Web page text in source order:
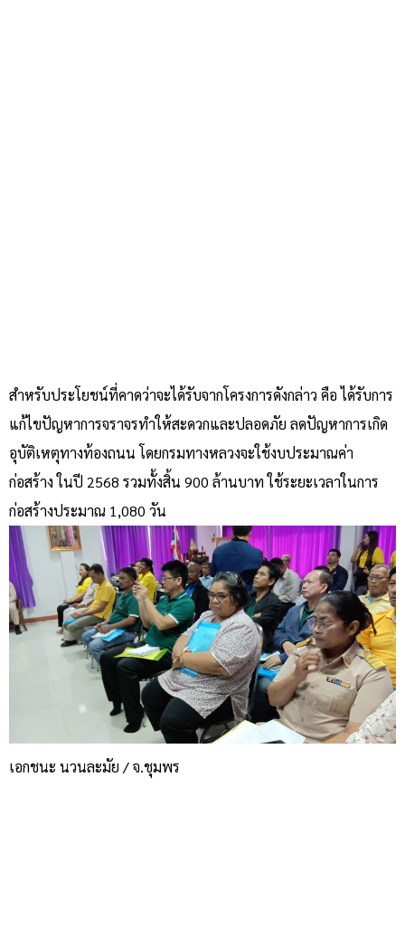
สำหรับประโยชน์ที่คาดว่าจะได้รับจากโครงการดังกล่าว คือ ได้รับการ
แก้ไขปัญหาการจราจรทำให้สะดวกและปลอดภัย ลดปัญหาการเกิด
อุบัติเหตุทางท้องถนน โดยกรมทางหลวงจะใช้งบประมาณค่า
ก่อสร้าง ในปี 2568 รวมทั้งสิ้น 900 ล้านบาท ใช้ระยะเวลาในการ
ก่อสร้างประมาณ 1,080 วัน
เอกชนะ นวนละมัย / จ.ชุมพร